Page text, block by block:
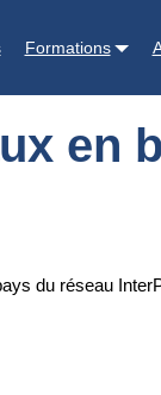
Formations
en
du réseau